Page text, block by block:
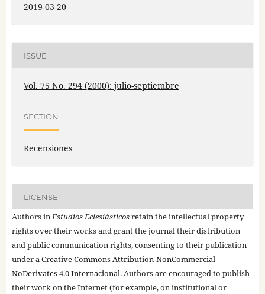
2019-03-20
ISSUE
Vol. 75 No. 294 (2000): julio-septiembre
SECTION
Recensiones
LICENSE
Authors inEstudios Eclesiásticosretain the intellectual property
rights over their works and grant the journal their distribution
and public communication rights, consenting to their publication
under aCreative Commons Attribution-NonCommercial-
NoDerivates 4.0 Internacional. Authors are encouraged to publish
their work on the Internet (for example, on institutional or